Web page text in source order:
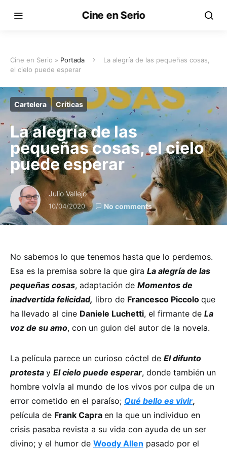
Cine en Serio
Cine en Serio » Portada
La alegría de las pequeñas cosas,
el cielo puede esperar
Cartelera Críticas
La alegría de las
pequeñas cosas, el cielo
puede esperar
Julio Vallejo
10/04/2020 No comments
No sabemos lo que tenemos hasta que lo perdemos.
Esa es la premisa sobre la que gira La alegría de las
pequeñas cosas, adaptación de Momentos de
inadvertida felicidad, libro de Francesco Piccolo que
ha llevado al cine Daniele Luchetti, el firmante de La
voz de su amo, con un guion del autor de la novela.
La película parece un curioso cóctel de El difunto
protesta y El cielo puede esperar, donde también un
hombre volvía al mundo de los vivos por culpa de un
error cometido en el paraíso; Qué bello es vivir,
película de Frank Capra en la que un individuo en
crisis pasaba revista a su vida con ayuda de un ser
divino; y el humor de Woody Allen pasado por el